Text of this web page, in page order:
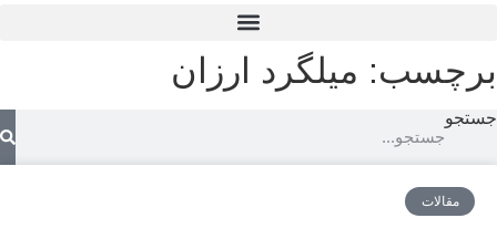
برچسب: میلگرد ارزان
جستجو
مقالات